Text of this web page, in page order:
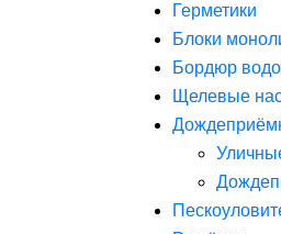
Герметики
Блоки
Бордюр
Щелевые